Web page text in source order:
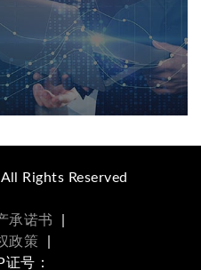
Rights Reserved
承诺书
政策
证号：